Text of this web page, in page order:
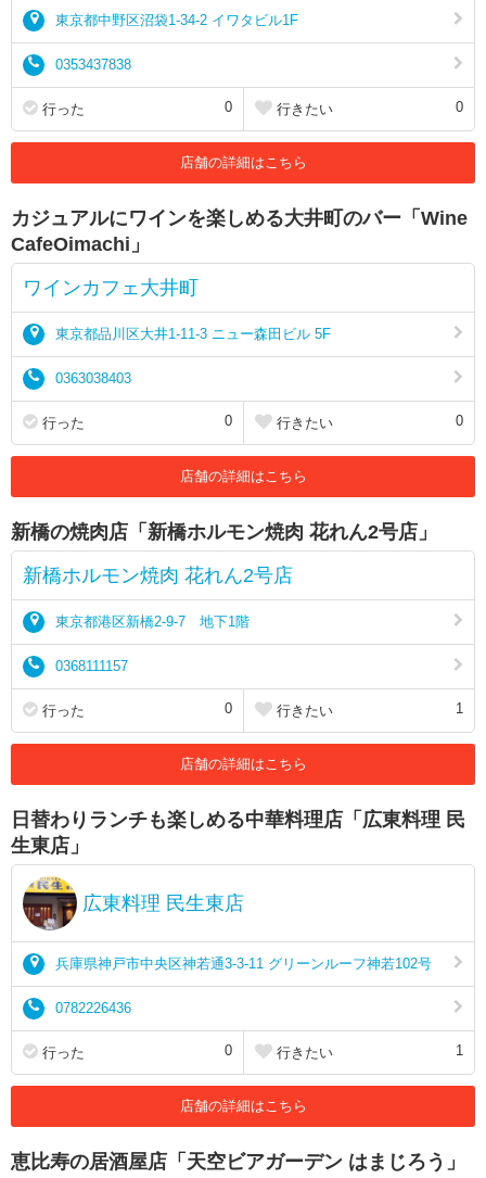
東京都中野区沼袋1-34-2 イワタビル1F
0353437838
行った 0 行きたい 0
店舗の詳細はこちら
カジュアルにワインを楽しめる大井町のバー「Wine
CafeOimachi」
ワインカフェ大井町
東京都品川区大井1-11-3 ニュー森田ビル 5F
0363038403
行った 0 行きたい 0
店舗の詳細はこちら
新橋の焼肉店「新橋ホルモン焼肉 花れん2号店」
新橋ホルモン焼肉 花れん2号店
東京都港区新橋2-9-7 地下1階
0368111157
行った 0 行きたい 1
店舗の詳細はこちら
日替わりランチも楽しめる中華料理店「広東料理 民
生東店」
広東料理 民生東店
兵庫県神戸市中央区神若通3-3-11 グリーンルーフ神若102号
0782226436
行った 0 行きたい 1
店舗の詳細はこちら
恵比寿の居酒屋店「天空ビアガーデン はまじろう」